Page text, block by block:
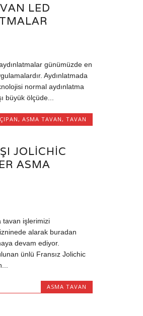
LED
günümüzde en
Aydınlatmada
normal aydınlatma
büyük ölçüde...
, ASMA TAVAN , TAVAN
JOLICHIC
ASMA
tavan işlerimizi
alarak buradan
devam ediyor.
ünlü Fransız Jolichic
ASMA TAVAN